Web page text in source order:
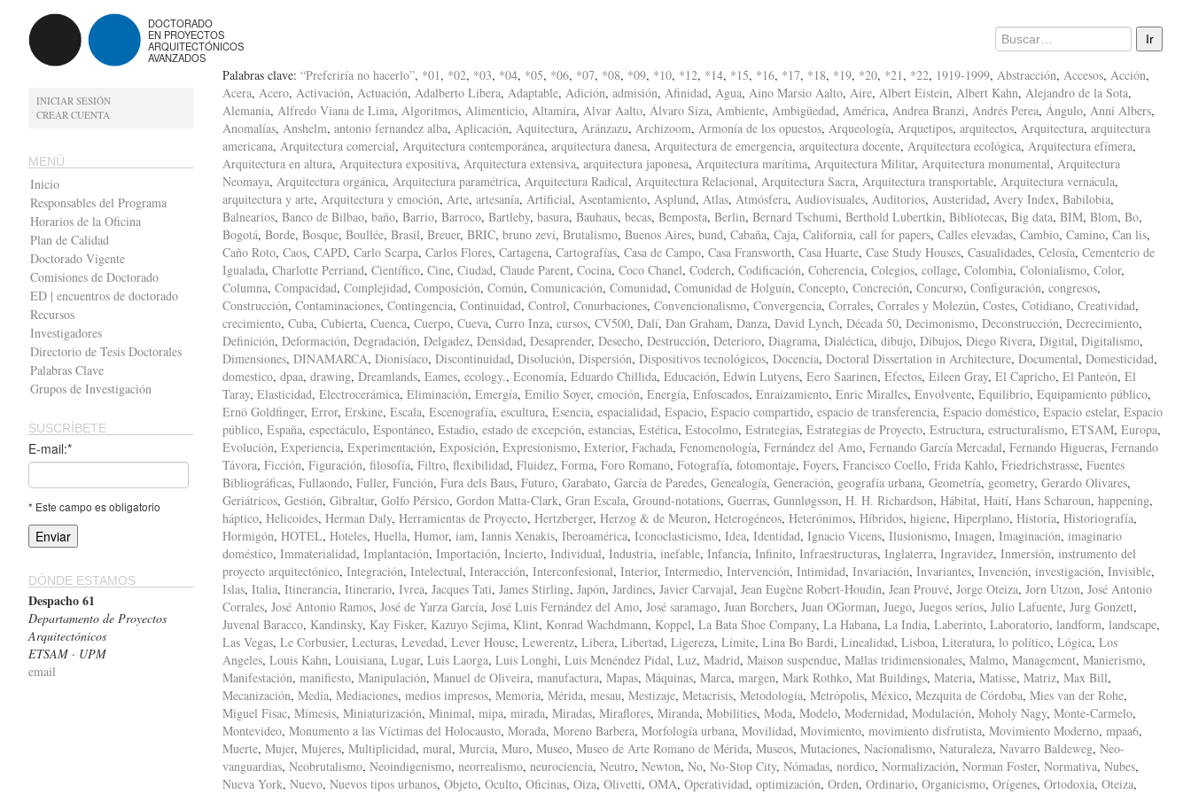
DOCTORADO
EN PROYECTOS
ARQUITECTÓNICOS
AVANZADOS
INICIAR SESIÓN
CREAR CUENTA
MENÚ
Inicio
Responsables del Programa
Horarios de la Oficina
Plan de Calidad
Doctorado Vigente
Comisiones de Doctorado
ED | encuentros de doctorado
Recursos
Investigadores
Directorio de Tesis Doctorales
Palabras Clave
Grupos de Investigación
SUSCRÍBETE
E-mail:*
* Este campo es obligatorio
DÓNDE ESTAMOS
Despacho 61
Departamento de Proyectos
Arquitectónicos
ETSAM · UPM
email
Palabras clave: “Preferiría no hacerlo”, *01, *02, *03, *04, *05, *06, *07, *08, *09, *10, *12, *14, *15, *16, *17, *18, *19, *20, *21, *22, 1919-1999, Abstracción, Accesos, Acción,
Acera, Acero, Activación, Actuación, Adalberto Libera, Adaptable, Adición, admisión, Afinidad, Agua, Aino Marsio Aalto, Aire, Albert Eistein, Albert Kahn, Alejandro de la Sota,
Alemania, Alfredo Viana de Lima, Algoritmos, Alimenticio, Altamira, Alvar Aalto, Álvaro Siza, Ambiente, Ambigüedad, América, Andrea Branzi, Andrés Perea, Ángulo, Anni Albers,
Anomalías, Anshelm, antonio fernandez alba, Aplicación, Aquitectura, Aránzazu, Archizoom, Armonía de los opuestos, Arqueología, Arquetipos, arquitectos, Arquitectura, arquitectura
americana, Arquitectura comercial, Arquitectura contemporánea, arquitectura danesa, Arquitectura de emergencia, arquitectura docente, Arquitectura ecológica, Arquitectura efímera,
Arquitectura en altura, Arquitectura expositiva, Arquitectura extensiva, arquitectura japonesa, Arquitectura marítima, Arquitectura Militar, Arquitectura monumental, Arquitectura
Neomaya, Arquitectura orgánica, Arquitectura paramétrica, Arquitectura Radical, Arquitectura Relacional, Arquitectura Sacra, Arquitectura transportable, Arquitectura vernácula,
arquitectura y arte, Arquitectura y emoción, Arte, artesanía, Artificial, Asentamiento, Asplund, Atlas, Atmósfera, Audiovisuales, Auditorios, Austeridad, Avery Index, Babilobia,
Balnearios, Banco de Bilbao, baño, Barrio, Barroco, Bartleby, basura, Bauhaus, becas, Bemposta, Berlin, Bernard Tschumi, Berthold Lubertkin, Bibliotecas, Big data, BIM, Blom, Bo,
Bogotá, Borde, Bosque, Boullée, Brasil, Breuer, BRIC, bruno zevi, Brutalismo, Buenos Aires, bund, Cabaña, Caja, California, call for papers, Calles elevadas, Cambio, Camino, Can lis,
Caño Roto, Caos, CAPD, Carlo Scarpa, Carlos Flores, Cartagena, Cartografías, Casa de Campo, Casa Fransworth, Casa Huarte, Case Study Houses, Casualidades, Celosía, Cementerio de
Igualada, Charlotte Perriand, Científico, Cine, Ciudad, Claude Parent, Cocina, Coco Chanel, Coderch, Codificación, Coherencia, Colegios, collage, Colombia, Colonialismo, Color,
Columna, Compacidad, Complejidad, Composición, Común, Comunicación, Comunidad, Comunidad de Holguín, Concepto, Concreción, Concurso, Configuración, congresos,
Construcción, Contaminaciones, Contingencia, Continuidad, Control, Conurbaciones, Convencionalismo, Convergencia, Corrales, Corrales y Molezún, Costes, Cotidiano, Creatividad,
crecimiento, Cuba, Cubierta, Cuenca, Cuerpo, Cueva, Curro Inza, cursos, CV500, Dalí, Dan Graham, Danza, David Lynch, Década 50, Decimonismo, Deconstrucción, Decrecimiento,
Definición, Deformación, Degradación, Delgadez, Densidad, Desaprender, Desecho, Destrucción, Deterioro, Diagrama, Dialéctica, dibujo, Dibujos, Diego Rivera, Digital, Digitalismo,
Dimensiones, DINAMARCA, Dionisíaco, Discontinuidad, Disolución, Dispersión, Dispositivos tecnológicos, Docencia, Doctoral Dissertation in Architecture, Documental, Domesticidad,
domestico, dpaa, drawing, Dreamlands, Eames, ecology., Economía, Eduardo Chillida, Educación, Edwin Lutyens, Eero Saarinen, Efectos, Eileen Gray, El Capricho, El Panteón, El
Taray, Elasticidad, Electrocerámica, Eliminación, Emergía, Emilio Soyer, emoción, Energía, Enfoscados, Enraizamiento, Enric Miralles, Envolvente, Equilibrio, Equipamiento público,
Ernö Goldfinger, Error, Erskine, Escala, Escenografía, escultura, Esencia, espacialidad, Espacio, Espacio compartido, espacio de transferencia, Espacio doméstico, Espacio estelar, Espacio
público, España, espectáculo, Espontáneo, Estadio, estado de excepción, estancias, Estética, Estocolmo, Estrategias, Estrategias de Proyecto, Estructura, estructuralismo, ETSAM, Europa,
Evolución, Experiencia, Experimentación, Exposición, Expresionismo, Exterior, Fachada, Fenomenología, Fernández del Amo, Fernando García Mercadal, Fernando Higueras, Fernando
Távora, Ficción, Figuración, filosofía, Filtro, flexibilidad, Fluidez, Forma, Foro Romano, Fotografía, fotomontaje, Foyers, Francisco Coello, Frida Kahlo, Friedrichstrasse, Fuentes
Bibliográficas, Fullaondo, Fuller, Función, Fura dels Baus, Futuro, Garabato, García de Paredes, Genealogía, Generación, geografía urbana, Geometría, geometry, Gerardo Olivares,
Geriátricos, Gestión, Gibraltar, Golfo Pérsico, Gordon Matta-Clark, Gran Escala, Ground-notations, Guerras, Gunnløgsson, H. H. Richardson, Hábitat, Haití, Hans Scharoun, happening,
háptico, Helicoides, Herman Daly, Herramientas de Proyecto, Hertzberger, Herzog & de Meuron, Heterogéneos, Heterónimos, Híbridos, higiene, Hiperplano, Historia, Historiografía,
Hormigón, HOTEL, Hoteles, Huella, Humor, iam, Iannis Xenakis, Iberoamérica, Iconoclasticismo, Idea, Identidad, Ignacio Vicens, Ilusionismo, Imagen, Imaginación, imaginario
doméstico, Immaterialidad, Implantación, Importación, Incierto, Individual, Industria, inefable, Infancia, Infinito, Infraestructuras, Inglaterra, Ingravidez, Inmersión, instrumento del
proyecto arquitectónico, Integración, Intelectual, Interacción, Interconfesional, Interior, Intermedio, Intervención, Intimidad, Invariación, Invariantes, Invención, investigación, Invisible,
Islas, Italia, Itinerancia, Itinerario, Ivrea, Jacques Tati, James Stirling, Japón, Jardines, Javier Carvajal, Jean Eugène Robert-Houdin, Jean Prouvé, Jorge Oteiza, Jorn Utzon, José Antonio
Corrales, José Antonio Ramos, José de Yarza García, José Luis Fernández del Amo, José saramago, Juan Borchers, Juan OGorman, Juego, Juegos serios, Julio Lafuente, Jurg Gonzett,
Juvenal Baracco, Kandinsky, Kay Fisker, Kazuyo Sejima, Klint, Konrad Wachdmann, Koppel, La Bata Shoe Company, La Habana, La India, Laberinto, Laboratorio, landform, landscape,
Las Vegas, Le Corbusier, Lecturas, Levedad, Lever House, Lewerentz, Libera, Libertad, Ligereza, Límite, Lina Bo Bardi, Linealidad, Lisboa, Literatura, lo político, Lógica, Los
Angeles, Louis Kahn, Louisiana, Lugar, Luis Laorga, Luis Longhi, Luis Menéndez Pidal, Luz, Madrid, Maison suspendue, Mallas tridimensionales, Malmo, Management, Manierismo,
Manifestación, manifiesto, Manipulación, Manuel de Oliveira, manufactura, Mapas, Máquinas, Marca, margen, Mark Rothko, Mat Buildings, Materia, Matisse, Matriz, Max Bill,
Mecanización, Media, Mediaciones, medios impresos, Memoria, Mérida, mesau, Mestizaje, Metacrisis, Metodología, Metrópolis, México, Mezquita de Córdoba, Mies van der Rohe,
Miguel Fisac, Mímesis, Miniaturización, Minimal, mipa, mirada, Miradas, Miraflores, Miranda, Mobilities, Moda, Modelo, Modernidad, Modulación, Moholy Nagy, Monte-Carmelo,
Montevideo, Monumento a las Víctimas del Holocausto, Morada, Moreno Barbera, Morfología urbana, Movilidad, Movimiento, movimiento disfrutista, Movimiento Moderno, mpaa6,
Muerte, Mujer, Mujeres, Multiplicidad, mural, Murcia, Muro, Museo, Museo de Arte Romano de Mérida, Museos, Mutaciones, Nacionalismo, Naturaleza, Navarro Baldeweg, Neo-
vanguardias, Neobrutalismo, Neoindigenismo, neorrealismo, neurociencia, Neutro, Newton, No, No-Stop City, Nómadas, nordico, Normalización, Norman Foster, Normativa, Nubes,
Nueva York, Nuevo, Nuevos tipos urbanos, Objeto, Oculto, Oficinas, Oiza, Olivetti, OMA, Operatividad, optimización, Orden, Ordinario, Organicismo, Orígenes, Ortodoxia, Oteiza,